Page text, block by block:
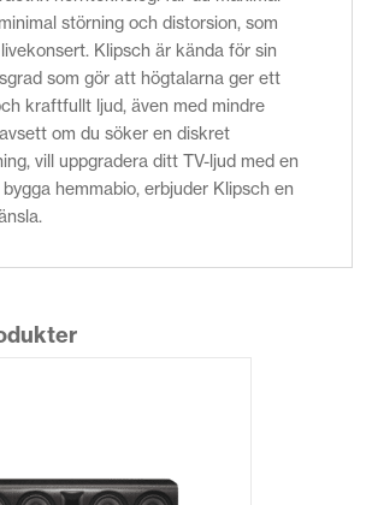
störning och distorsion, som
Klipsch är kända för sin
som gör att högtalarna ger ett
kraftfullt ljud, även med mindre
om du söker en diskret
vill uppgradera ditt TV-ljud med en
hemmabio, erbjuder Klipsch en